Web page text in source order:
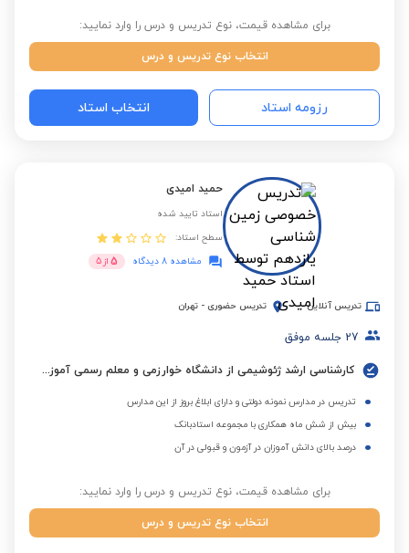
برای مشاهده قیمت، نوع تدریس و درس را وارد نمایید:
انتخاب نوع تدریس و درس
رزومه استاد انتخاب استاد
حمید امیدی
استاد تایید شده
سطح استاد:
مشاهده 8 دیدگاه
5 از 5
تدریس آنلاین تدریس حضوری - تهران
27 جلسه موفق
کارشناسی ارشد ژئوشیمی از دانشگاه خوارزمی و معلم رسمی آموزش و پرورش
تدریس در مدارس نمونه دولتی و دارای ابلاغ بروز از این مدارس
بیش از شش ماه همکاری با مجموعه استادبانک
درصد بالای دانش آموزان در آزمون و قبولی در آن
برای مشاهده قیمت، نوع تدریس و درس را وارد نمایید:
انتخاب نوع تدریس و درس